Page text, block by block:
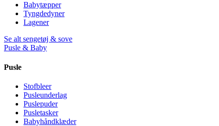
Babytæpper
Tyngdedyner
Lagener
Se alt sengetøj & sove
Pusle & Baby
Pusle
Stofbleer
Pusleunderlag
Puslepuder
Pusletasker
Babyhåndklæder